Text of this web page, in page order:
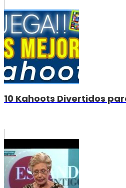
10 Kahoots Divertidos